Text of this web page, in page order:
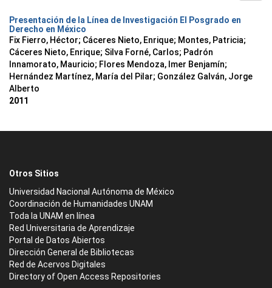
Presentación de la Línea de Investigación El Posgrado en
Derecho en México
Fix Fierro, Héctor; Cáceres Nieto, Enrique; Montes, Patricia;
Cáceres Nieto, Enrique; Silva Forné, Carlos; Padrón
Innamorato, Mauricio; Flores Mendoza, Imer Benjamín;
Hernández Martínez, María del Pilar; González Galván, Jorge
Alberto
2011
Otros Sitios
Universidad Nacional Autónoma de México
Coordinación de Humanidades UNAM
Toda la UNAM en línea
Red Universitaria de Aprendizaje
Portal de Datos Abiertos
Dirección General de Bibliotecas
Red de Acervos Digitales
Directory of Open Access Repositories